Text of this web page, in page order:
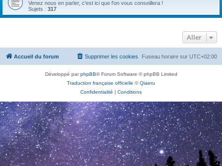
e
Venez nous en parler, c'est ici que l'on vous conseillera !
Sujets : 317
Aller
Accueil du forum Fuseau horaire sur UTC+02:00
Supprimer les cookies
Développé parphpBB® Forum Software © phpBB Limited
Traduction française officielle ©Qiaeru
Confidentialité | Conditions